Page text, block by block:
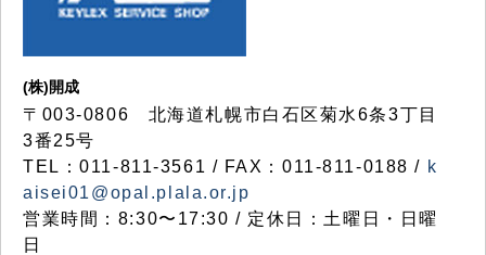
(株)開成
〒003-0806 北海道札幌市白石区菊水6条3丁目
3番25号
TEL：011-811-3561 / FAX：011-811-0188 / k
aisei01@opal.plala.or.jp
営業時間：8:30〜17:30 / 定休日：土曜日・日曜
日